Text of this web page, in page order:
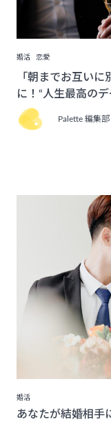
婚活 恋愛
「朝までお互い
に！“人生最高の
Palette 編集部
婚活
あなたが結婚相手